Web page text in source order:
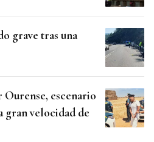
grave tras una
Ourense, escenario
gran velocidad de